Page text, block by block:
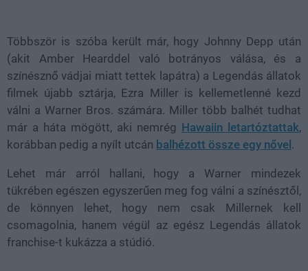
Többször is szóba került már, hogy Johnny Depp után
(akit Amber Hearddel való botrányos válása, és a
színésznő vádjai miatt tettek lapátra) a Legendás állatok
filmek újabb sztárja, Ezra Miller is kellemetlenné kezd
válni a Warner Bros. számára. Miller több balhét tudhat
már a háta mögött, aki nemrég Hawaiin letartóztattak,
korábban pedig a nyílt utcán balhézott össze egy nővel .
Lehet már arról hallani, hogy a Warner mindezek
tükrében egészen egyszerűen meg fog válni a színésztől,
de könnyen lehet, hogy nem csak Millernek kell
csomagolnia, hanem végül az egész Legendás állatok
franchise-t kukázza a stúdió.